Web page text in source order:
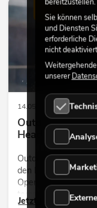
14.05.2026
Outdoor
Heads bei
Outdoor Moving-
den Einsatz im
Open-Air-
temporären
Jetzt lesen
Sie können
und Diensten
erforderliche
nicht
unserer